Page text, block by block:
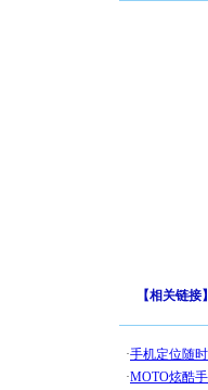
【相关链接】